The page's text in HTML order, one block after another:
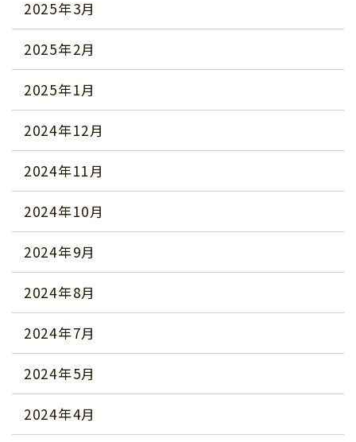
2025年3月
2025年2月
2025年1月
2024年12月
2024年11月
2024年10月
2024年9月
2024年8月
2024年7月
2024年5月
2024年4月